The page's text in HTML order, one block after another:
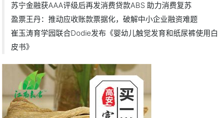
苏宁金融获AAA评级后再发消费贷款ABS 助力消费复苏
盈票王丹：推动应收账款票据化，破解中小企业融资难题
崔玉涛育学园联合Dodie发布《婴幼儿触觉发育和纸尿裤使用白
皮书》